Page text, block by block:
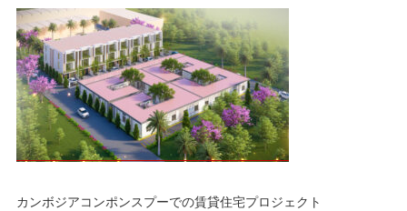
カンボジアコンポンスプーでの賃貸住宅プロジェクト